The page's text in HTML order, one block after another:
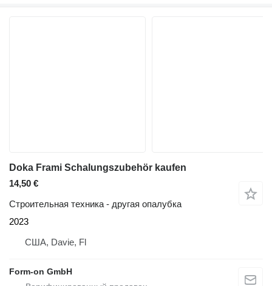
Doka Frami Schalungszubehör kaufen
14,50 €
Строительная техника - другая опалубка
2023
США, Davie, Fl
Form-on GmbH